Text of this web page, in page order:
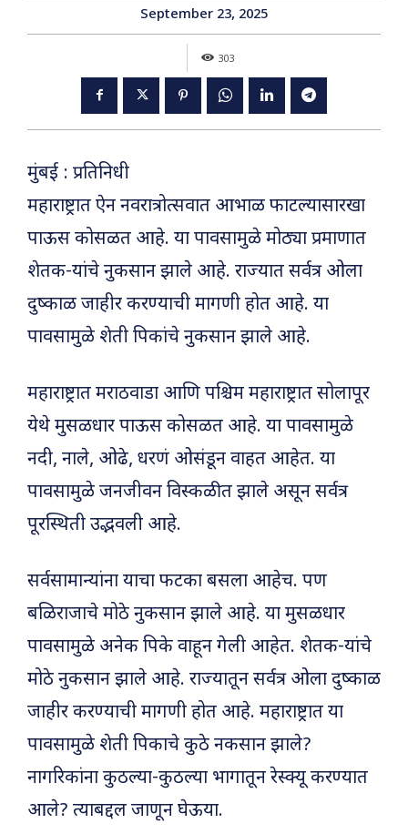
September 23, 2025
303
मुंबई : प्रतिनिधी
महाराष्ट्रात ऐन नवरात्रोत्सवात आभाळ फाटल्यासारखा
पाऊस कोसळत आहे. या पावसामुळे मोठ्या प्रमाणात
शेतक-यांचे नुकसान झाले आहे. राज्यात सर्वत्र ओला
दुष्काळ जाहीर करण्याची मागणी होत आहे. या
पावसामुळे शेती पिकांचे नुकसान झाले आहे.
महाराष्ट्रात मराठवाडा आणि पश्चिम महाराष्ट्रात सोलापूर
येथे मुसळधार पाऊस कोसळत आहे. या पावसामुळे
नदी, नाले, ओढे, धरणं ओसंडून वाहत आहेत. या
पावसामुळे जनजीवन विस्कळीत झाले असून सर्वत्र
पूरस्थिती उद्भवली आहे.
सर्वसामान्यांना याचा फटका बसला आहेच. पण
बळिराजाचे मोठे नुकसान झाले आहे. या मुसळधार
पावसामुळे अनेक पिके वाहून गेली आहेत. शेतक-यांचे
मोठे नुकसान झाले आहे. राज्यातून सर्वत्र ओला दुष्काळ
जाहीर करण्याची मागणी होत आहे. महाराष्ट्रात या
पावसामुळे शेती पिकाचे कुठे नकसान झाले?
नागरिकांना कुठल्या-कुठल्या भागातून रेस्क्यू करण्यात
आले? त्याबद्दल जाणून घेऊया.